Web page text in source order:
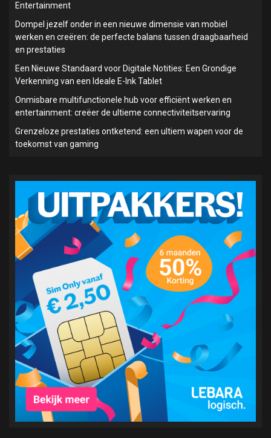
Entertainment
Dompel jezelf onder in een nieuwe dimensie van mobiel
werken en creëren: de perfecte balans tussen draagbaarheid
en prestaties
Een Nieuwe Standaard voor Digitale Notities: Een Grondige
Verkenning van een Ideale E-Ink Tablet
Onmisbare multifunctionele hub voor efficiënt werken en
entertainment: creëer de ultieme connectiviteitservaring
Grenzeloze prestaties ontketend: een ultiem wapen voor de
toekomst van gaming